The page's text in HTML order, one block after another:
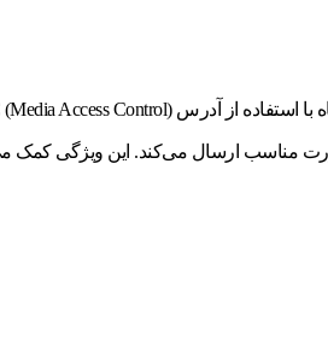
مناسب ارسال می‌کند. این ویژگی کمک